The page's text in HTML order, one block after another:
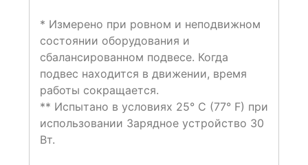
* Измерено при ровном и неподвижном
состоянии оборудования и
сбалансированном подвесе. Когда
подвес находится в движении, время
работы сокращается.
** Испытано в условиях 25° C (77° F) при
использовании Зарядное устройство 30
Вт.